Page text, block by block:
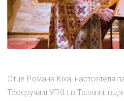
Отця Романа Кіха, настоятеля
Троєручиці УГКЦ в Таллінні,